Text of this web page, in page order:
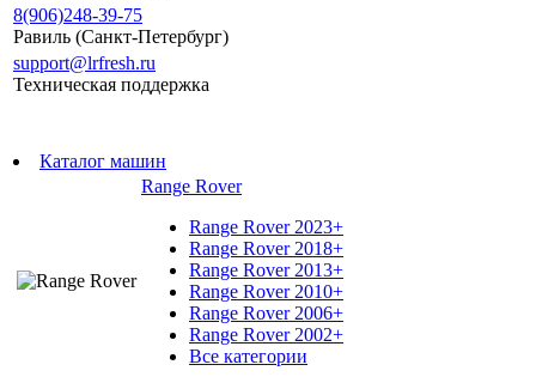
8(906)248-39-75
Равиль (Санкт-Петербург)
support@lrfresh.ru
Техническая поддержка
Каталог машин
Range Rover
Range Rover 2023+
Range Rover 2018+
Range Rover 2013+
Range Rover 2010+
Range Rover 2006+
Range Rover 2002+
Все категории